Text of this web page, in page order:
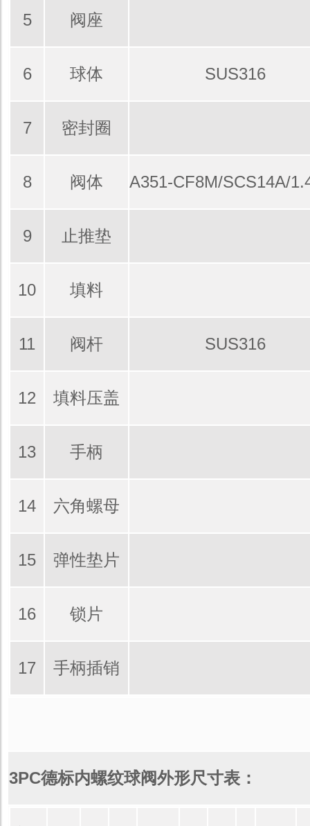
5 阀座
6 球体 SUS316
7 密封圈
8 阀体 A351-CF8M/SCS14A/
9 止推垫
10 填料
11 阀杆 SUS316
12 填料压盖
13 手柄
14 六角螺母
15 弹性垫片
16 锁片
17 手柄插销
3PC德标内螺纹球阀外形尺寸表：